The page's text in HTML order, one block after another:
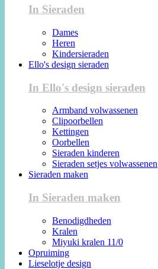
In Sieraden
Dames
Heren
Kindersieraden
Ello's design sieraden
In Ello's design sieraden
Armband volwassenen
Clipoorbellen
Kettingen
Oorbellen
Sieraden kinderen
Sieraden setjes volwassenen
Sieraden maken
In Sieraden maken
Benodigdheden
Kralen
Miyuki kralen 11/0
Opruiming
Lieselotje design